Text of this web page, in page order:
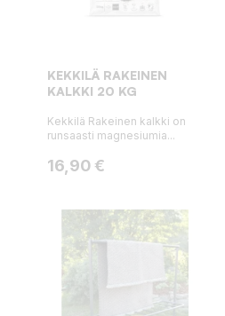
KEKKILÄ RAKEINEN
KALKKI 20 KG
Kekkilä Rakeinen kalkki on
runsaasti magnesiumia...
Hinta
16,90 €